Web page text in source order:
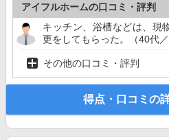
アイフルホームの口コミ・評判
キッチン、浴槽などは、現
更をしてもらった。（40代／
その他の口コミ・評判
得点・口コミの